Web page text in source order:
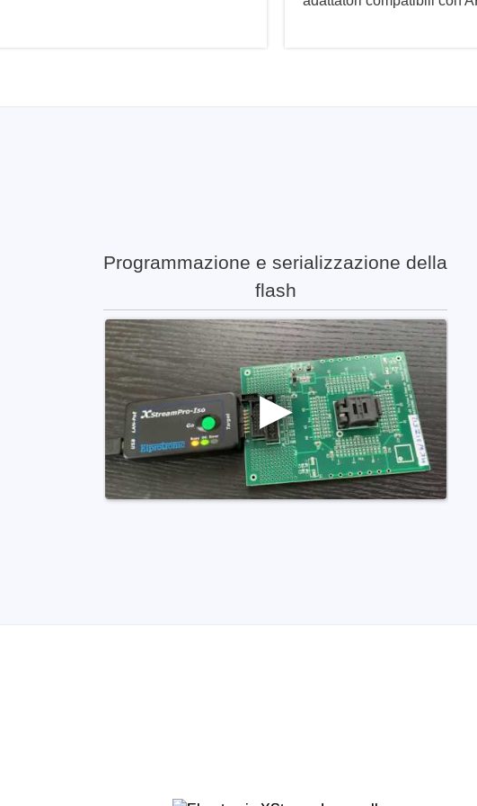
Programmazione e serializzazione della
flash